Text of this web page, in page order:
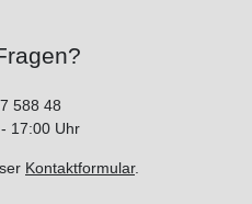
588 48
17:00 Uhr
Kontaktformular.